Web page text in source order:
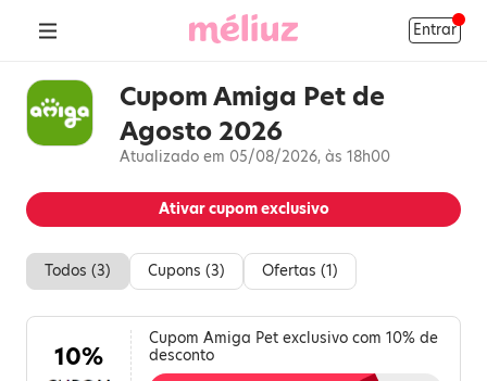
Entrar
Cupom Amiga Pet de
Agosto 2026
Atualizado em 05/08/2026, às 18h00
Ativar cupom exclusivo
Todos (3) Cupons (3) Ofertas (1)
10%
Cupom Amiga Pet exclusivo com 10% de
desconto